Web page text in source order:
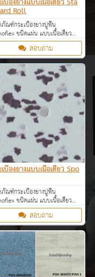
Roll
ณฑ์กระเบื้องยางปูพื้น
ชนิดแผ่น แบบเนื้อเดียว
บ ทุกขนาด ราคาโรงงาน
สอบถาม
บื้องยางแบบเนื้อเดียว Spo
ณฑ์กระเบื้องยางปูพื้น
ชนิดแผ่น แบบเนื้อเดียว
บ ทุกขนาด ราคาโรงงาน
สอบถาม